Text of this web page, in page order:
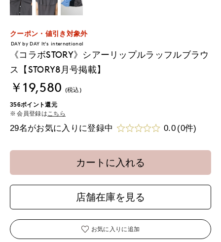
クーポン・値引き対象外
DAY by DAY It's international
《コラボSTORY》シアーリップルラッフルブラウ
ス【STORY8月号掲載】
￥19,580 (税込)
356ポイント還元
会員登録はこちら
29名がお気に入りに登録中 0.0 (0件)
カートに入れる
店舗在庫を見る
お気に入りに追加